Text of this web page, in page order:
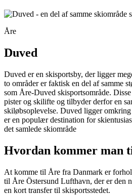
Åre
Duved
Duved er en skisportsby, der ligger
to områder er faktisk en del af samme
som Åre-Duved skisportsområde.
pister og skilifte og tilbyder derfor en
skiløbsoplevelse. Duved ligger
er en populær destination for
det samlede skiområde
Hvordan kommer man
At komme til Åre fra Danmark er
til Åre Östersund Lufthavn, der er den
en kort transfer til skisportsstedet.